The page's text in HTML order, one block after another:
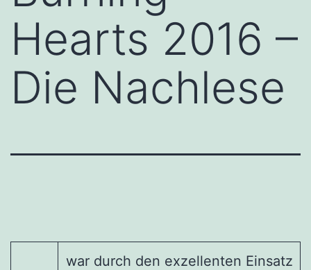
Hearts 2016 –
Die Nachlese
war durch den exzellenten Einsatz